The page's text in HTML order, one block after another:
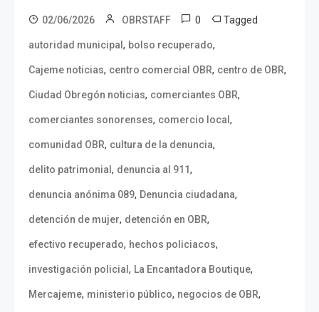
02/06/2026 OBRSTAFF 0 Tagged
autoridad municipal , bolso recuperado,
Cajeme noticias, centro comercial OBR, centro de OBR,
Ciudad Obregón noticias, comerciantes OBR,
comerciantes sonorenses, comercio local ,
comunidad OBR, cultura de la denuncia,
delito patrimonial , denuncia al 911,
denuncia anónima 089, Denuncia ciudadana,
detención de mujer, detención en OBR,
efectivo recuperado, hechos policiacos,
investigación policial , La Encantadora Boutique,
Mercajeme, ministerio público, negocios de OBR,